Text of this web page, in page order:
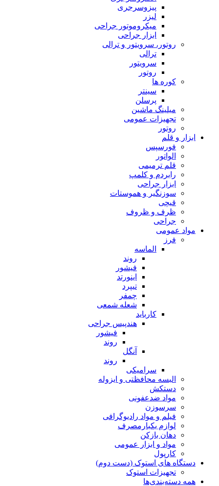
پیزوسرجری
لیزر
میکروموتور جراحی
ابزار جراحی
روتور، سرویتور و ترالی
ترالی
سرویتور
روتور
کوره ها
سینتر
پرسلن
میلینگ ماشین
تجهیزات عمومی
روتور
ابزار و قلم
فورسپس
الواتور
قلم ترمیمی
رابردم و کلمپ
ابزار جراحی
سوزنگیر و هموستات
قیچی
ظرف و ظروف
جراحی
مواد عمومی
فرز
الماسه
روند
فیشور
اینورتد
تیپرد
چمفر
شعله شمعی
کارباید
هندپیس جراحی
فیشور
روند
آنگل
روند
سرامیکی
البسه محافظتی و ایزوله
دستکش
مواد ضدعفونی
سرسوزن
فیلم و مواد رادیوگرافی
لوازم یکبارمصرف
دهان بازکن
مواد و ابزار عمومی
کارپول
دستگاه های استوک (دست دوم)
تجهیزات استوک
همه دسته‌بندی‌ها